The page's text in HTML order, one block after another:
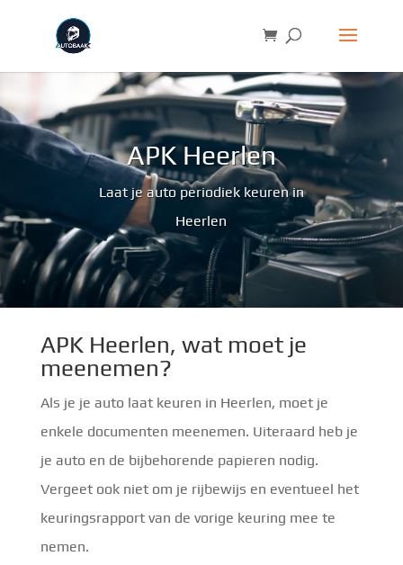
APK Heerlen
Laat je auto periodiek keuren in
Heerlen
APK Heerlen, wat moet je
meenemen?
Als je je auto laat keuren in Heerlen, moet je
enkele documenten meenemen. Uiteraard heb je
je auto en de bijbehorende papieren nodig.
Vergeet ook niet om je rijbewijs en eventueel het
keuringsrapport van de vorige keuring mee te
nemen.